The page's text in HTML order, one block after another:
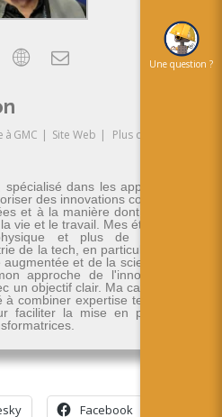
à GMC | Site Web |
Plus de
dans les applications
des innovations concrètes.
et à la manière dont on peut
vie et le travail. Mes études en
et plus de 30 ans
de la tech, en particulier dans
et de la science des
approche de l'innovation -
un objectif clair. Ma carrière se
combiner expertise technique
faciliter la mise en place de
Facebook
Une question ?